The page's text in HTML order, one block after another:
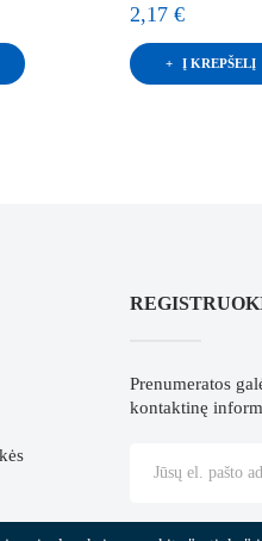
2,17 €
Į KREPŠELĮ
Prenumeratos
kontaktinę